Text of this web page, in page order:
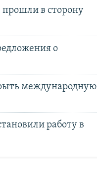
в сторону
о
международную
работу в